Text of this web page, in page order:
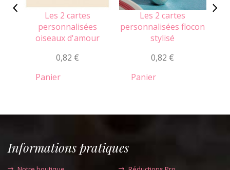
Les 2 cartes
personnalisées
oiseaux d'amour
0,82 €
Panier
Les 2 cartes
personnalisées flocon
stylisé
0,82 €
Panier
Informations pratiques